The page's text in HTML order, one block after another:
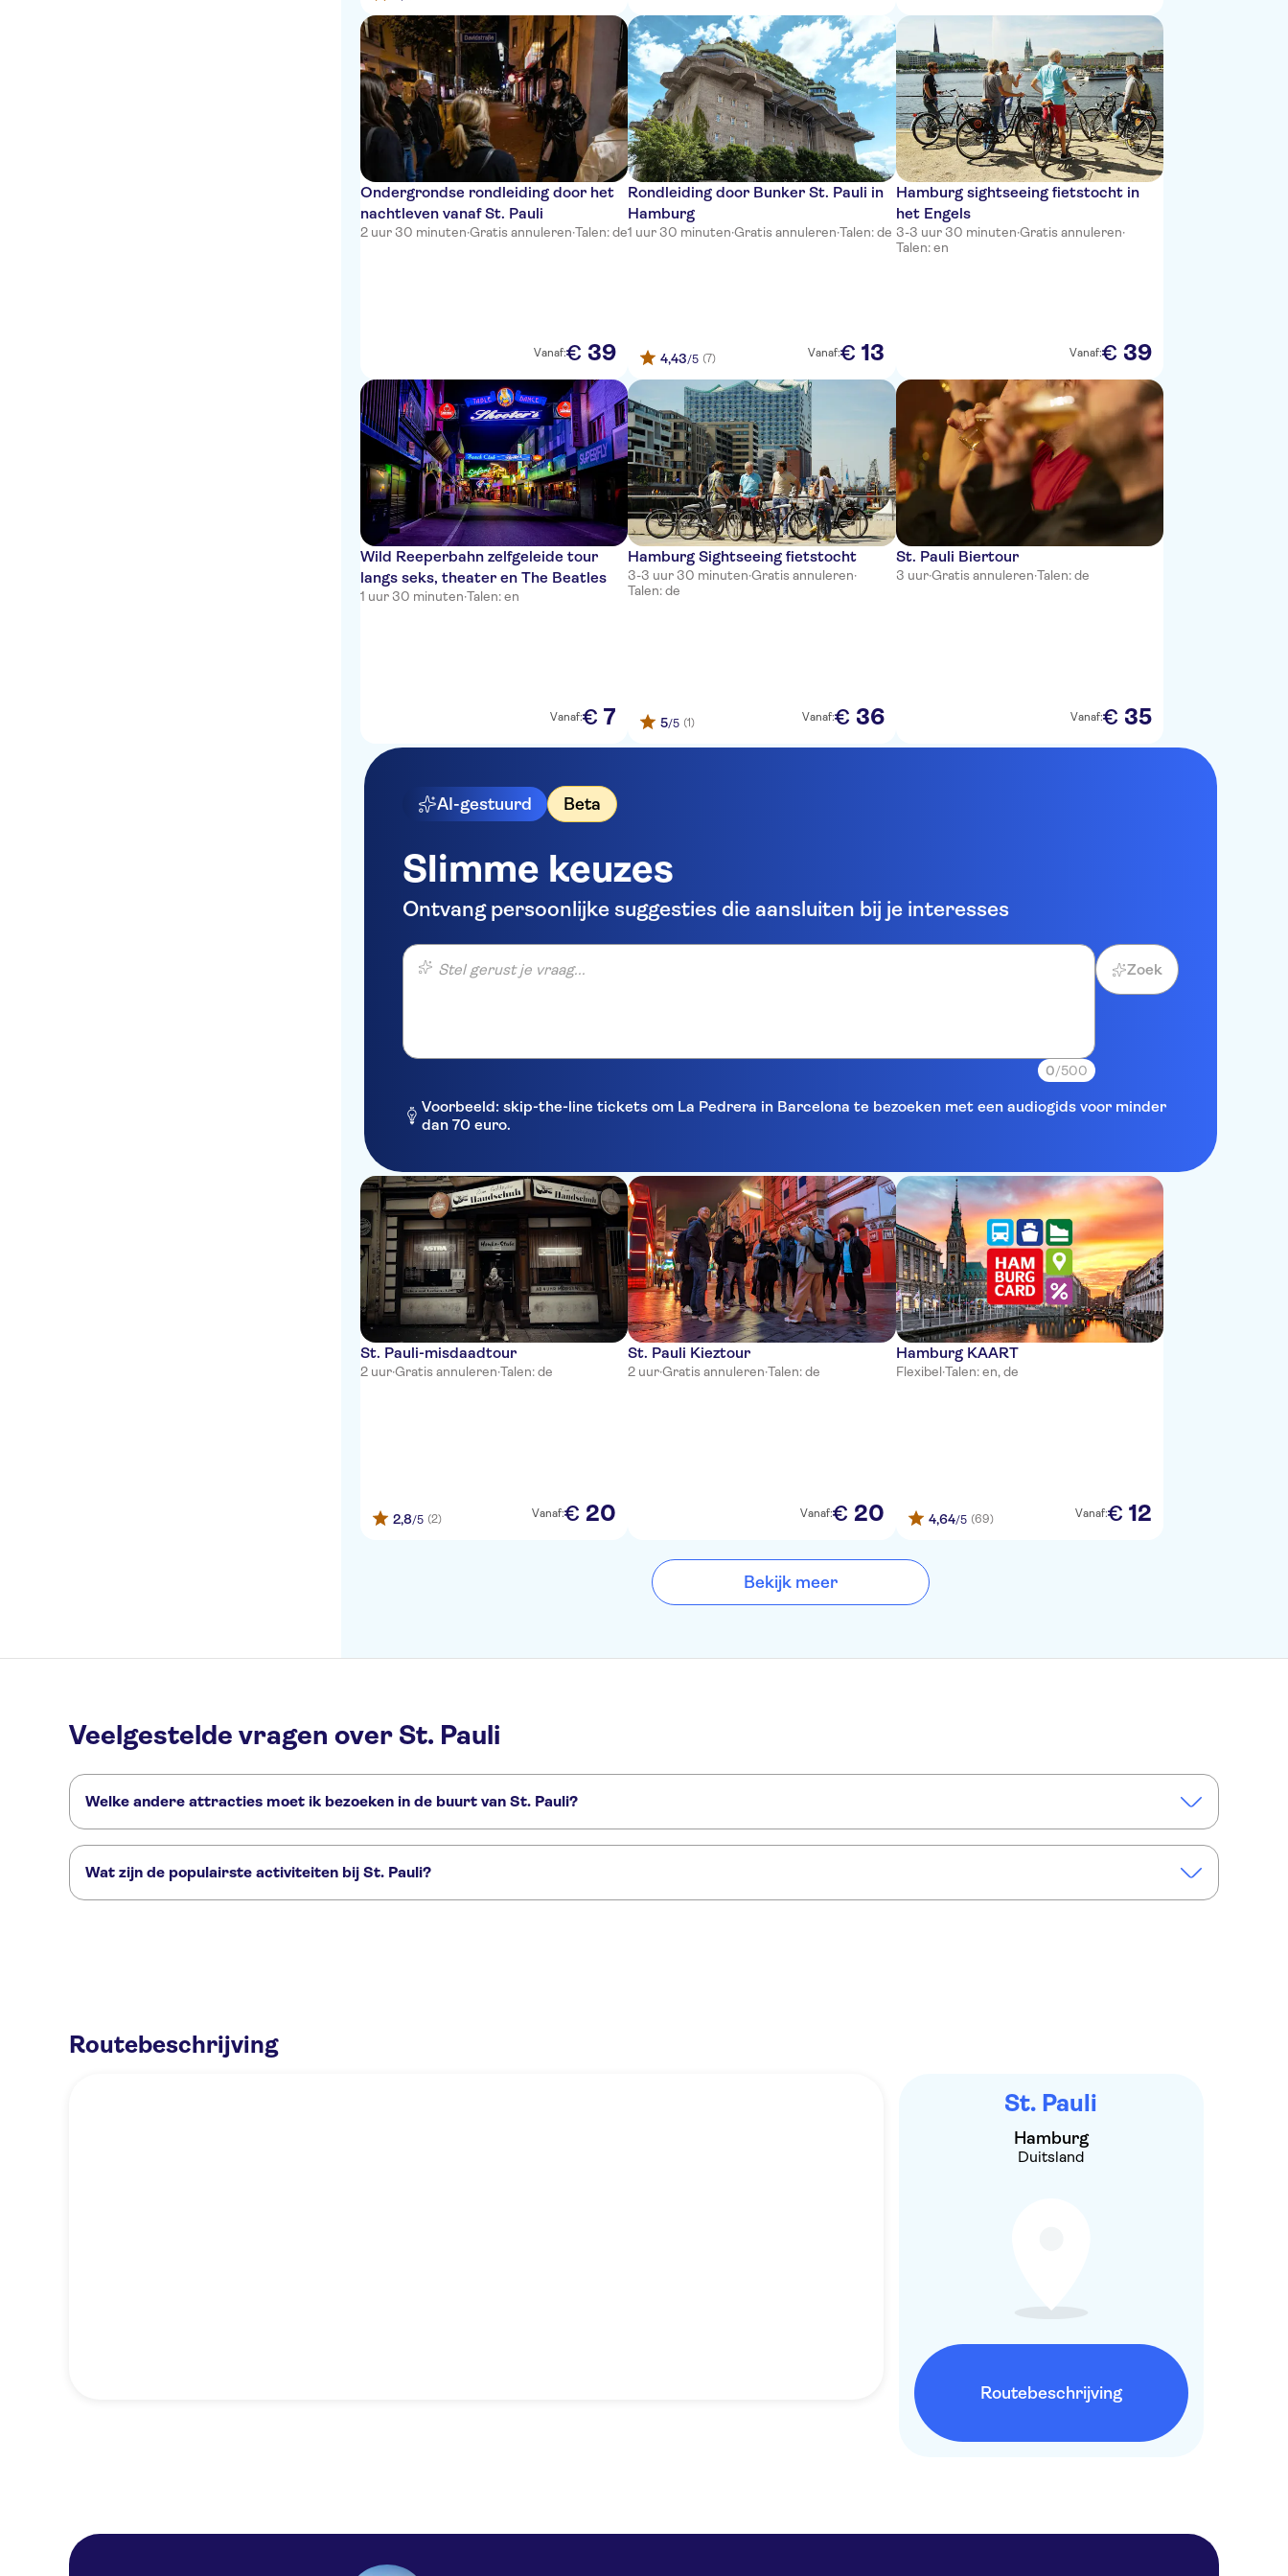
Ondergrondse rondleiding door het
nachtleven vanaf St. Pauli
2 uur 30 minuten·Gratis annuleren·Talen: de
Vanaf:€ 39
Rondleiding door Bunker St. Pauli in
Hamburg
1 uur 30 minuten·Gratis annuleren·Talen: de
4,43/5 (7) Vanaf:€ 13
Hamburg sightseeing fietstocht in
het Engels
3-3 uur 30 minuten·Gratis annuleren·
Talen: en
Vanaf:€ 39
Wild Reeperbahn zelfgeleide tour
langs seks, theater en The Beatles
1 uur 30 minuten·Talen: en
Vanaf:€ 7
Hamburg Sightseeing fietstocht
3-3 uur 30 minuten·Gratis annuleren·
Talen: de
5/5 (1) Vanaf:€ 36
St. Pauli Biertour
3 uur·Gratis annuleren·Talen: de
Vanaf:€ 35
AI-gestuurd Beta
Slimme keuzes
Ontvang persoonlijke suggesties die aansluiten bij je interesses
Stel gerust je vraag...
0/500
Zoek
Voorbeeld: skip-the-line tickets om La Pedrera in Barcelona te bezoeken met een audiogids voor minder
dan 70 euro.
St. Pauli-misdaadtour
2 uur·Gratis annuleren·Talen: de
2,8/5 (2) Vanaf:€ 20
St. Pauli Kieztour
2 uur·Gratis annuleren·Talen: de
Vanaf:€ 20
Hamburg KAART
Flexibel·Talen: en, de
4,64/5 (69) Vanaf:€ 12
Bekijk meer
Veelgestelde vragen over St. Pauli
Welke andere attracties moet ik bezoeken in de buurt van St. Pauli?
Elbphilharmonie Haven van Hamburg HafenCity Speicherstadt
Wat zijn de populairste activiteiten bij St. Pauli?
Routebeschrijving
St. Pauli
Hamburg
Duitsland
Routebeschrijving